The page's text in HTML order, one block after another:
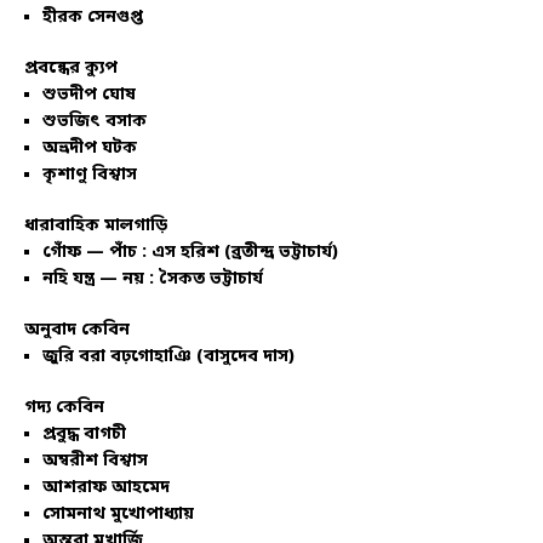
হীরক সেনগুপ্ত
প্রবন্ধের ক্যুপ
শুভদীপ ঘোষ
শুভজিৎ বসাক
অভ্রদীপ ঘটক
কৃশাণু বিশ্বাস
ধারাবাহিক মালগাড়ি
গোঁফ — পাঁচ : এস হরিশ (ব্রতীন্দ্র ভট্টাচার্য)
নহি যন্ত্র — নয় : সৈকত ভট্টাচার্য
অনুবাদ কেবিন
জুরি বরা বঢ়গোহাঞি (বাসুদেব দাস)
গদ্য কেবিন
প্রবুদ্ধ বাগচী
অম্বরীশ বিশ্বাস
আশরাফ আহমেদ
সোমনাথ মুখোপাধ্যায়